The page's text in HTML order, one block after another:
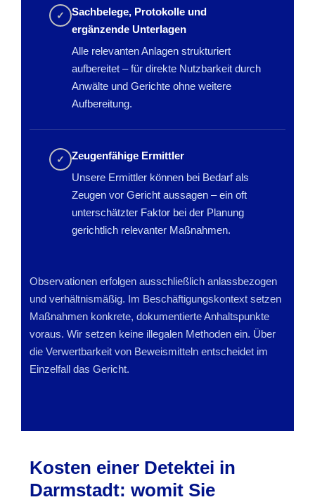
✓
Sachbelege, Protokolle und
ergänzende Unterlagen
Alle relevanten Anlagen strukturiert
aufbereitet – für direkte Nutzbarkeit durch
Anwälte und Gerichte ohne weitere
Aufbereitung.
✓
Zeugenfähige Ermittler
Unsere Ermittler können bei Bedarf als
Zeugen vor Gericht aussagen – ein oft
unterschätzter Faktor bei der Planung
gerichtlich relevanter Maßnahmen.
Observationen erfolgen ausschließlich anlassbezogen
und verhältnismäßig. Im Beschäftigungskontext setzen
Maßnahmen konkrete, dokumentierte Anhaltspunkte
voraus. Wir setzen keine illegalen Methoden ein. Über
die Verwertbarkeit von Beweismitteln entscheidet im
Einzelfall das Gericht.
Kosten einer Detektei in
Darmstadt: womit Sie